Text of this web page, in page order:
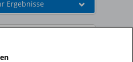
nicht
Ergebnisse